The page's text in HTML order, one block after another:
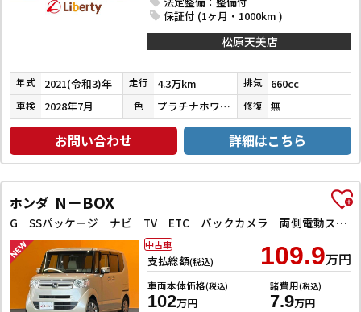
保証付 (1ヶ月・1000km )
松原天美店
年式 2021(令和3)年 走行 4.3万km 排気 660cc
車検 2028年7月 色 プラチナホワイトパール 修復 無
お問い合わせ 詳細はこちら
ホンダ N－BOX
G SSパッケージ ナビ TV ETC バックカメラ 両側電動スライドドア オートライト スマートキー アイドリングストップ 電動格納ミラー シートヒーター ベンチシート CVT ESC CD
支払総額(税込) 109.9万円
車両本体価格(税込)
102万円
諸費用(税込)
7.9万円
中古車